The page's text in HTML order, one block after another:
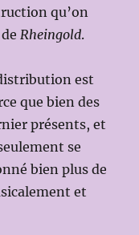
qu’on
deRheingold.
est
que bien des
présents, et
se
bien plus de
et